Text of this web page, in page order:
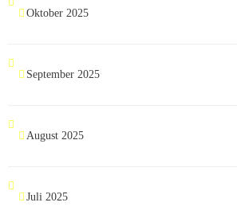
Oktober 2025
September 2025
August 2025
Juli 2025